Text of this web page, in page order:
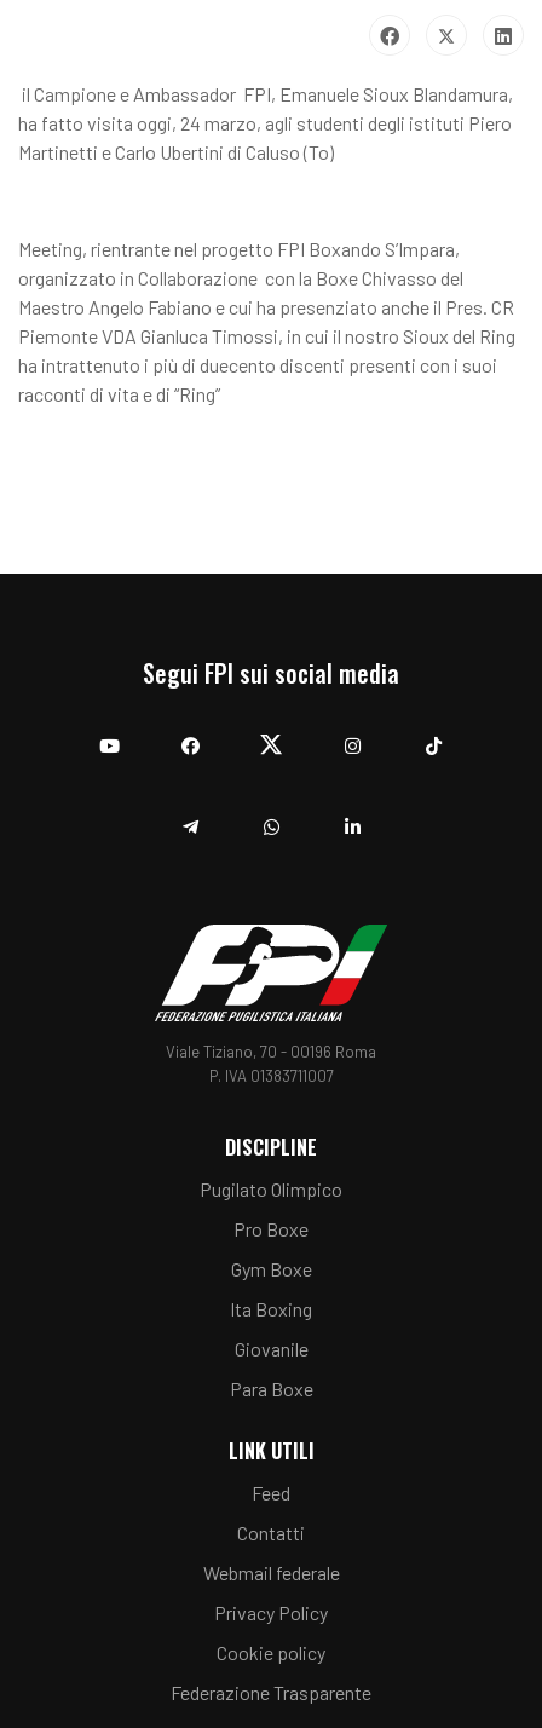
il Campione e Ambassador FPI, Emanuele Sioux Blandamura,
ha fatto visita oggi, 24 marzo, agli studenti degli istituti Piero
Martinetti e Carlo Ubertini di Caluso (To)
Meeting, rientrante nel progetto FPI Boxando S’Impara,
organizzato in Collaborazione con la Boxe Chivasso del
Maestro Angelo Fabiano e cui ha presenziato anche il Pres. CR
Piemonte VDA Gianluca Timossi, in cui il nostro Sioux del Ring
ha intrattenuto i più di duecento discenti presenti con i suoi
racconti di vita e di “Ring”
Segui FPI sui social media
Viale Tiziano, 70 - 00196 Roma
P. IVA 01383711007
DISCIPLINE
Pugilato Olimpico
Pro Boxe
Gym Boxe
Ita Boxing
Giovanile
Para Boxe
LINK UTILI
Feed
Contatti
Webmail federale
Privacy Policy
Cookie policy
Federazione Trasparente